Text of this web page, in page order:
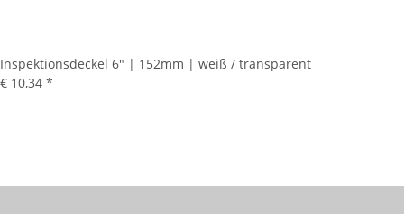
Inspektionsdeckel 6" | 152mm | weiß / transparent
€ 10,34 *